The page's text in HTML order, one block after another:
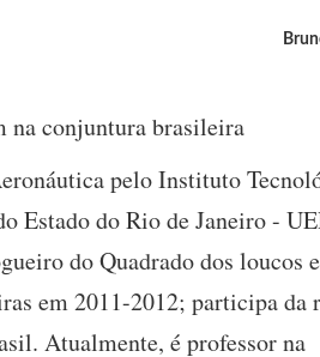
na conjuntura brasileira
pelo Instituto
Estado do Rio de Janeiro -
do Quadrado dos loucos e
em 2011-2012; participa da
Atualmente, é professor na